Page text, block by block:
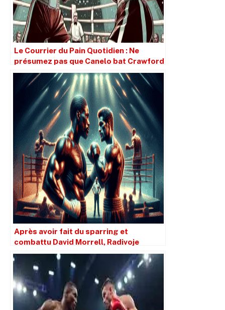
Le Courrier du Pain Quotidien : Ne
présumez pas que Canelo bat Crawford
simplement parce qu’il est plus grand.
Après avoir fait du sparring et
combattu David Morrell, Radivoje
Kalajdzic a des conseils pour David
Benavidez.